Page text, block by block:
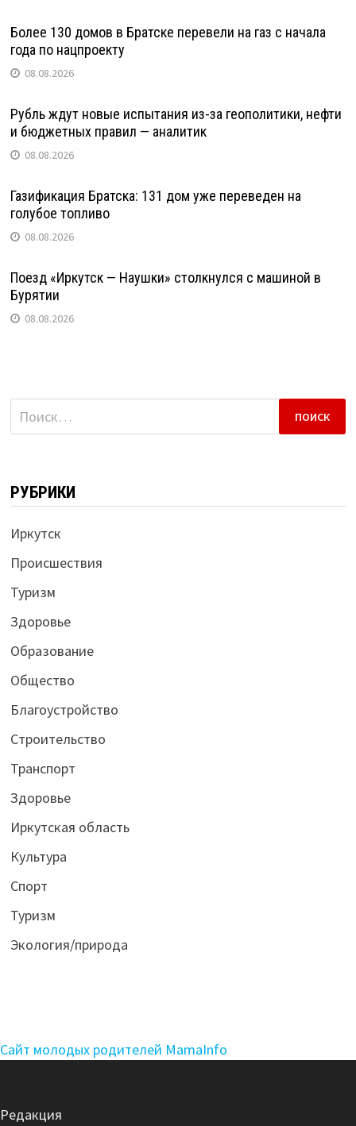
Более 130 домов в Братске перевели на газ с начала
года по нацпроекту
08.08.2026
Рубль ждут новые испытания из-за геополитики, нефти
и бюджетных правил — аналитик
08.08.2026
Газификация Братска: 131 дом уже переведен на
голубое топливо
08.08.2026
Поезд «Иркутск — Наушки» столкнулся с машиной в
Бурятии
08.08.2026
Найти:
РУБРИКИ
Иркутск
Происшествия
Туризм
Здоровье
Образование
Общество
Благоустройство
Строительство
Транспорт
Здоровье
Иркутская область
Культура
Спорт
Туризм
Экология/природа
Сайт молодых родителей MamaInfo
Редакция